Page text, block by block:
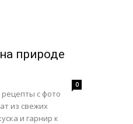
природе
0
с фото
и гарнир к